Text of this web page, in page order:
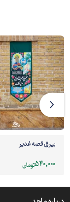
بیرق قصه غدیر
540,000تومان